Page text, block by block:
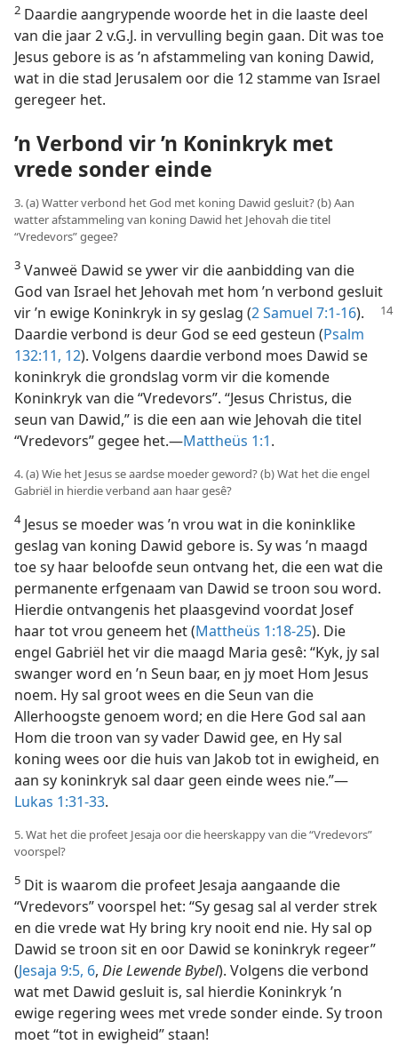
2 Daardie aangrypende woorde het in die laaste deel
van die jaar 2 v.G.J. in vervulling begin gaan. Dit was toe
Jesus gebore is as ’n afstammeling van koning Dawid,
wat in die stad Jerusalem oor die 12 stamme van Israel
geregeer het.
’n Verbond vir ’n Koninkryk met
vrede sonder einde
3. (a) Watter verbond het God met koning Dawid gesluit? (b) Aan
watter afstammeling van koning Dawid het Jehovah die titel
“Vredevors” gegee?
3 Vanweë Dawid se ywer vir die aanbidding van die
God van Israel het Jehovah met hom ’n verbond gesluit
vir ’n ewige Koninkryk in sy geslag (2 Samuel 7:1-16).
Daardie verbond is deur God se eed gesteun (Psalm
132:11, 12). Volgens daardie verbond moes Dawid se
koninkryk die grondslag vorm vir die komende
Koninkryk van die “Vredevors”. “Jesus Christus, die
seun van Dawid,” is die een aan wie Jehovah die titel
“Vredevors” gegee het.—Mattheüs 1:1.
4. (a) Wie het Jesus se aardse moeder geword? (b) Wat het die engel
Gabriël in hierdie verband aan haar gesê?
4Jesus se moeder was ’n vrou wat in die koninklike
geslag van koning Dawid gebore is. Sy was ’n maagd
toe sy haar beloofde seun ontvang het, die een wat die
permanente erfgenaam van Dawid se troon sou word.
Hierdie ontvangenis het plaasgevind voordat Josef
haar tot vrou geneem het (Mattheüs 1:18-25). Die
engel Gabriël het vir die maagd Maria gesê: “Kyk, jy sal
swanger word en ’n Seun baar, en jy moet Hom Jesus
noem. Hy sal groot wees en die Seun van die
Allerhoogste genoem word; en die Here God sal aan
Hom die troon van sy vader Dawid gee, en Hy sal
koning wees oor die huis van Jakob tot in ewigheid, en
aan sy koninkryk sal daar geen einde wees nie.”—
Lukas 1:31-33.
5. Wat het die profeet Jesaja oor die heerskappy van die “Vredevors”
voorspel?
5 Dit is waarom die profeet Jesaja aangaande die
“Vredevors” voorspel het: “Sy gesag sal al verder strek
en die vrede wat Hy bring kry nooit end nie. Hy sal op
Dawid se troon sit en oor Dawid se koninkryk regeer”
(Jesaja 9:5, 6, Die Lewende Bybel). Volgens die verbond
wat met Dawid gesluit is, sal hierdie Koninkryk ’n
ewige regering wees met vrede sonder einde. Sy troon
moet “tot in ewigheid” staan!